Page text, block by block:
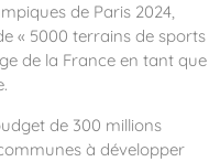
de Paris 2024,
« 5000 terrains de sports
de la France en tant que
de 300 millions
à développer